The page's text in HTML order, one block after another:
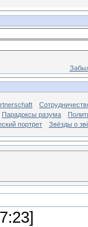
Парадоксы разума
портрет Звёзды о